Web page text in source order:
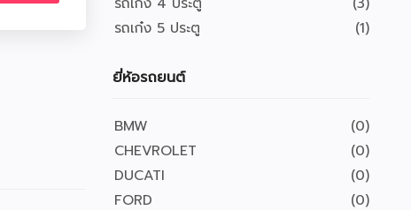
รถเก๋ง 5 ประตู
(1)
ยี่ห้อรถยนต์
BMW
(0)
CHEVROLET
(0)
DUCATI
(0)
FORD
(0)